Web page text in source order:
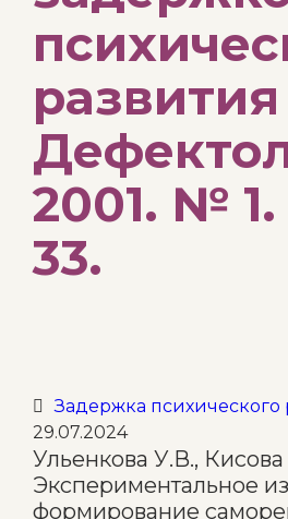
2001. № 1.
33.
 Category
Задержка психического
29.07.2024
Ульенкова У.В.,
Экспериментальное
формирование